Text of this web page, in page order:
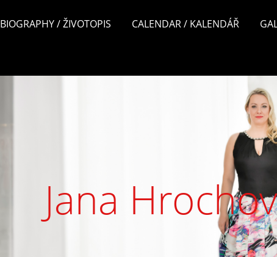
BIOGRAPHY / ŽIVOTOPIS CALENDAR / KALENDÁŘ
Jana